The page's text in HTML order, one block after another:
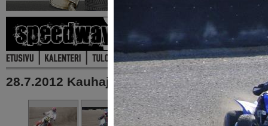
28.7.2012 Kauhajoki, ekat maaratatreenit